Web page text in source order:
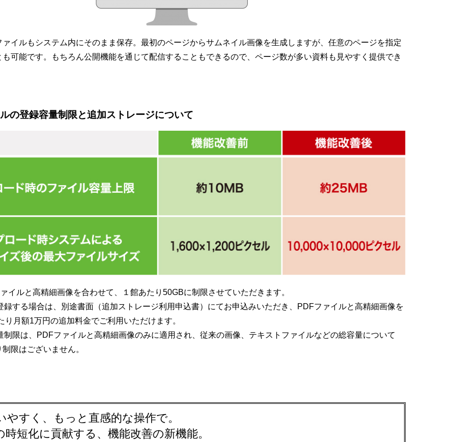
イルもシステム内にそのまま保存。最初のページからサムネイル画像を生成しますが、任意のページを指定
可能です。もちろん公開機能を通じて配信することもできるので、ページ数が多い資料も見やすく提供でき
の登録容量制限と追加ストレージについて
イルと高精細画像を合わせて、１館あたり50GBに制限させていただきます。
録する場合は、別途書面（追加ストレージ利用申込書）にてお申込みいただき、PDFファイルと高精細画像を
り月額1万円の追加料金でご利用いただけます。
制限は、PDFファイルと高精細画像のみに適用され、従来の画像、テキストファイルなどの総容量について
限はございません。
やすく、もっと直感的な操作で。
時短化に貢献する、機能改善の新機能。